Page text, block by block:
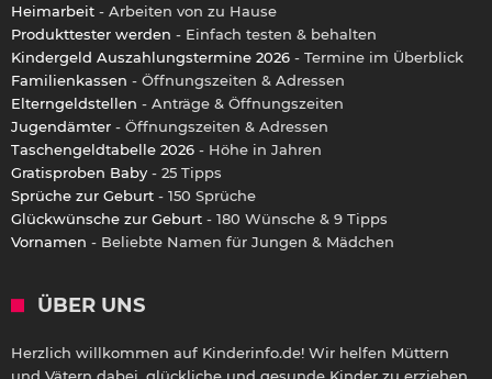
Heimarbeit - Arbeiten von zu Hause
Produkttester werden - Einfach testen & behalten
Kindergeld Auszahlungstermine 2026 - Termine im Überblick
Familienkassen - Öffnungszeiten & Adressen
Elterngeldstellen - Anträge & Öffnungszeiten
Jugendämter - Öffnungszeiten & Adressen
Taschengeldtabelle 2026 - Höhe in Jahren
Gratisproben Baby - 25 Tipps
Sprüche zur Geburt - 150 Sprüche
Glückwünsche zur Geburt - 180 Wünsche & 9 Tipps
Vornamen - Beliebte Namen für Jungen & Mädchen
ÜBER UNS
Herzlich willkommen auf Kinderinfo.de! Wir helfen Müttern